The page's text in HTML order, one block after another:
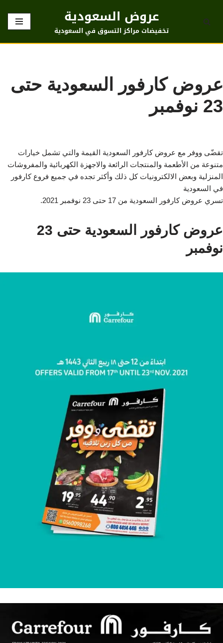
تخطى
عروض السعودية
تخفيضات مراكز التسوق في السعودية
عروض كارفور السعودية حتى
23 نوفمبر
تقضّى ووفر مع عروض كارفور السعودية القيمة والتي تشمل خيارات
متنوعة من الأطعمة والمنتجات الرائعة والاجهزة الكهربائية والمفروشات
المنزلية وبعض الالكترونيات كل ذلك وأكثر تجده في جميع فروع كارفور
في السعودية
تسري عروض كارفور السعودية من 17 حتى 23 نوفمبر 2021.
عروض كارفور السعودية حتى 23
نوفمبر